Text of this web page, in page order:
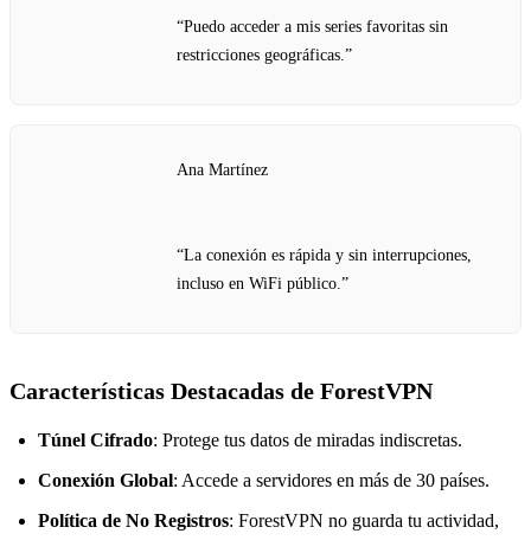
“Puedo acceder a mis series favoritas sin
restricciones geográficas.”
Ana Martínez
“La conexión es rápida y sin interrupciones,
incluso en WiFi público.”
Características Destacadas de ForestVPN
Túnel Cifrado: Protege tus datos de miradas indiscretas.
Conexión Global: Accede a servidores en más de 30 países.
Política de No Registros: ForestVPN no guarda tu actividad,